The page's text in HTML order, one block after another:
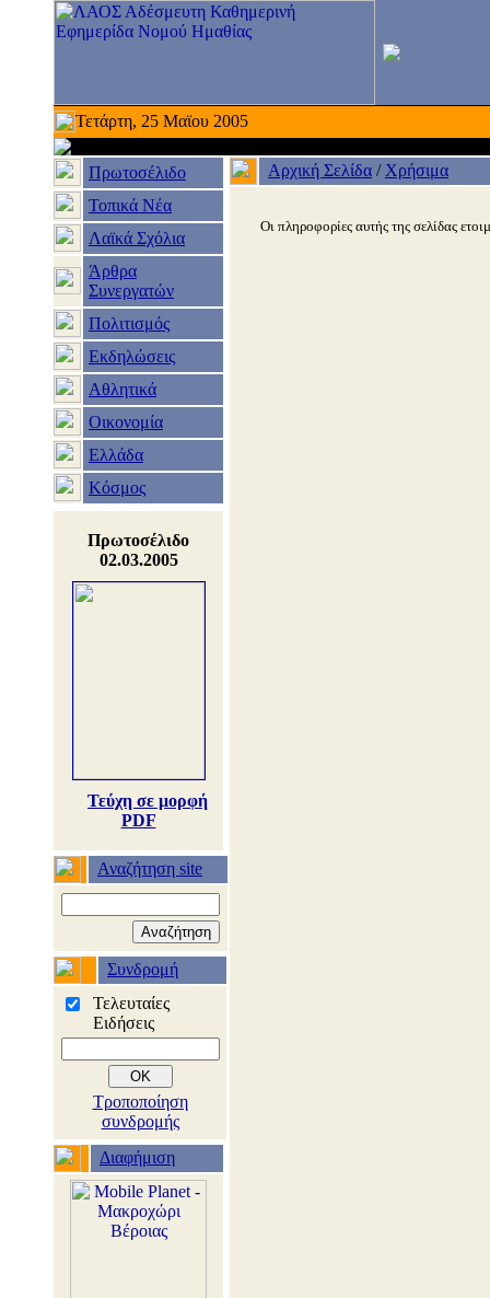
Τετάρτη, 25 Μαϊου 2005
Πρωτοσέλιδο
Τοπικά Νέα
Λαϊκά Σχόλια
Άρθρα
Συνεργατών
Πολιτισμός
Εκδηλώσεις
Αθλητικά
Οικονομία
Ελλάδα
Κόσμος
Πρωτοσέλιδο
02.03.2005
Τεύχη σε μορφή
PDF
Αναζήτηση site
Συνδρομή
Τελευταίες
Ειδήσεις
Τροποποίηση
συνδρομής
Διαφήμιση
Αρχική Σελίδα / Χρήσιμα
Οι πληροφορίες αυτής της σελίδας